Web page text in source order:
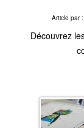
Article par :
Découvrez